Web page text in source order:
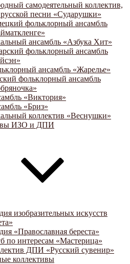
самодеятельный коллектив,
песни «Сударушки»
фольклорный ансамбль
ансамбль «Азбука Хит»
фольклорный ансамбль
ансамбль «Жарелье»
фольклорный ансамбль
«Виктория»
«Бриз»
коллектив «Веснушки»
ИЗО и ДПИ
изобразительных искусств
«Православная береста»
по интересам «Мастерица»
ДПИ «Русский сувенир»
коллективы